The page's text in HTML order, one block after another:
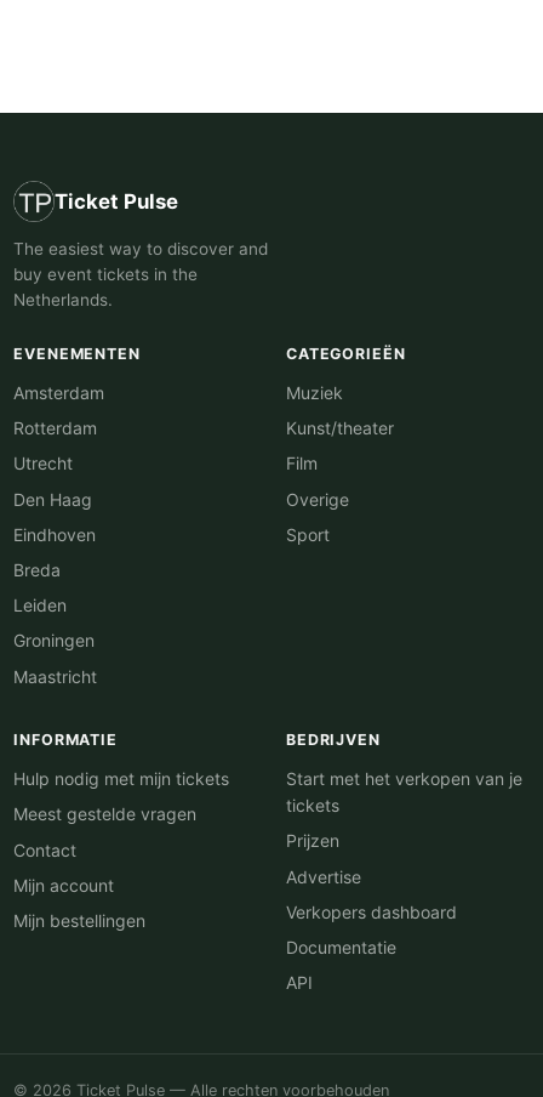
Ticket Pulse
The easiest way to discover and
buy event tickets in the
Netherlands.
EVENEMENTEN
Amsterdam
Rotterdam
Utrecht
Den Haag
Eindhoven
Breda
Leiden
Groningen
Maastricht
CATEGORIEËN
Muziek
Kunst/theater
Film
Overige
Sport
INFORMATIE
Hulp nodig met mijn tickets
Meest gestelde vragen
Contact
Mijn account
Mijn bestellingen
BEDRIJVEN
Start met het verkopen van je
tickets
Prijzen
Advertise
Verkopers dashboard
Documentatie
API
© 2026 Ticket Pulse — Alle rechten voorbehouden